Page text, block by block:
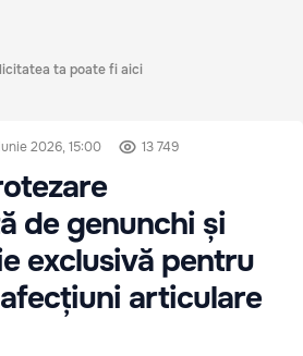
ta poate fi aici
2026, 15:00 13 749
de genunchi și
exclusivă pentru
articulare